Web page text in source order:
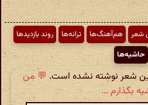
شعر هم‌آهنگ‌ها ترانه‌ها
روند بازدیدها
حاشیه‌ها
شعر نوشته نشده است. 💬 من
بگذارم ...